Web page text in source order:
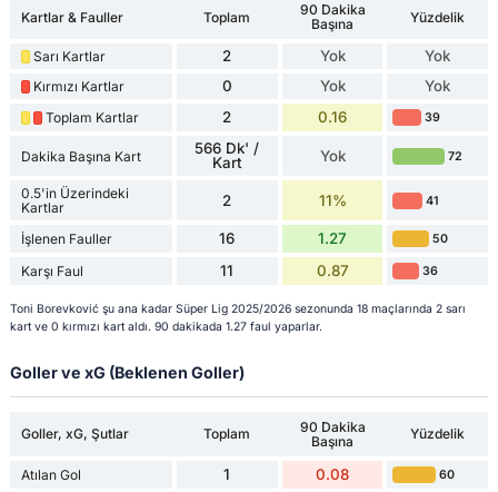
Kartlar & Fauller Toplam
90 Dakika
Başına
Yüzdelik
Sarı Kartlar 2 Yok Yok
Kırmızı Kartlar 0 Yok Yok
Toplam Kartlar 2 0.16 39
Dakika Başına Kart
566 Dk' /
Kart
Yok 72
0.5'in Üzerindeki
Kartlar
2 11% 41
İşlenen Fauller 16 1.27 50
Karşı Faul 11 0.87 36
Toni Borevković şu ana kadar Süper Lig 2025/2026 sezonunda 18 maçlarında 2 sarı
kart ve 0 kırmızı kart aldı. 90 dakikada 1.27 faul yaparlar.
Goller ve xG (Beklenen Goller)
Goller, xG, Şutlar Toplam
90 Dakika
Başına
Yüzdelik
Atılan Gol 1 0.08 60